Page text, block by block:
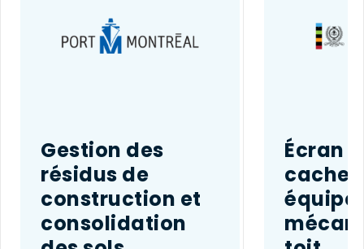
Gestion des
résidus de
construction et
consolidation
Écran
cacher